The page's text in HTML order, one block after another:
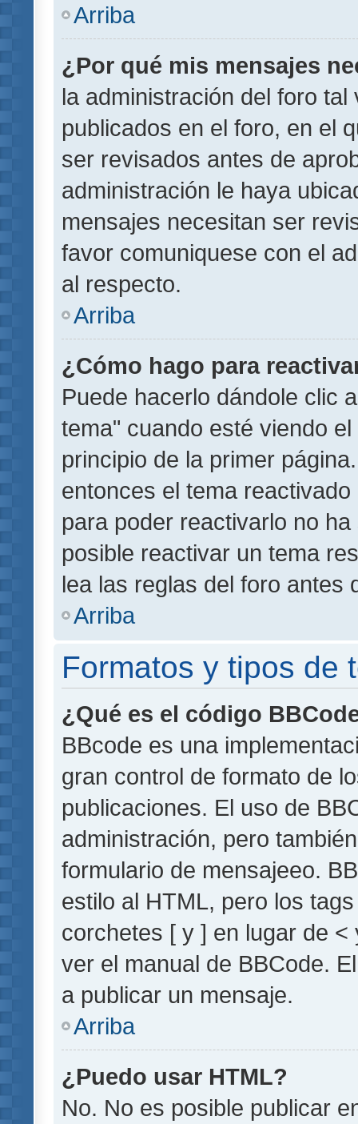
Arriba
¿Por qué mis mensajes
la administración del foro
publicados en el foro, en el
ser revisados antes de
administración le haya
mensajes necesitan ser
favor comuniquese con el
al respecto.
Arriba
¿Cómo hago para
Puede hacerlo dándole clic
tema" cuando esté viendo
principio de la primer
entonces el tema
para poder reactivarlo no
posible reactivar un tema
lea las reglas del foro antes
Arriba
Formatos y tipos de
¿Qué es el código
BBcode es una
gran control de formato de
publicaciones. El uso de
administración, pero
formulario de mensajeeo.
estilo al HTML, pero los
corchetes [ y ] en lugar de
ver el manual de BBCode.
a publicar un mensaje.
Arriba
¿Puedo usar HTML?
No. No es posible publicar